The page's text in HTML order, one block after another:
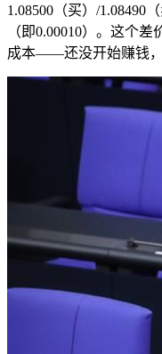
1.08500（买）/1.08490
（即0.00010）。这个
成本——还没开始赚钱